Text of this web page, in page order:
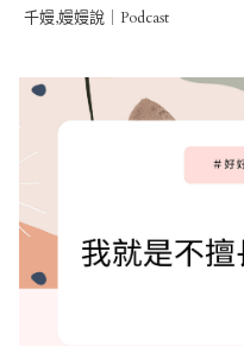
千嫚,嫚嫚說｜Podcast